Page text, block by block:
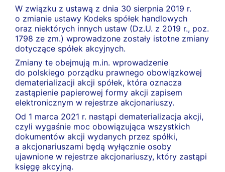
W związku z ustawą z dnia 30 sierpnia 2019 r.
o zmianie ustawy Kodeks spółek handlowych
oraz niektórych innych ustaw (Dz.U. z 2019 r., poz.
1798 ze zm.) wprowadzone zostały istotne zmiany
dotyczące spółek akcyjnych.
Zmiany te obejmują m.in. wprowadzenie
do polskiego porządku prawnego obowiązkowej
dematerializacji akcji spółek, która oznacza
zastąpienie papierowej formy akcji zapisem
elektronicznym w rejestrze akcjonariuszy.
Od 1 marca 2021 r. nastąpi dematerializacja akcji,
czyli wygaśnie moc obowiązująca wszystkich
dokumentów akcji wydanych przez spółki,
a akcjonariuszami będą wyłącznie osoby
ujawnione w rejestrze akcjonariuszy, który zastąpi
księgę akcyjną.